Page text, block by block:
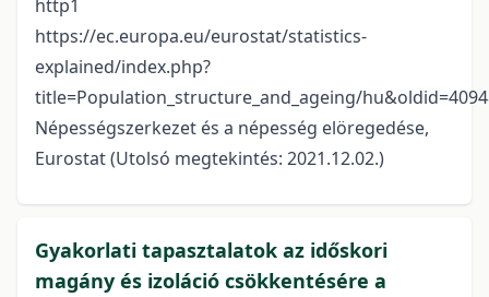
http1
https://ec.europa.eu/eurostat/statistics-
explained/index.php?
title=Population_structure_and_ageing/
Népességszerkezet és a népesség elöregedése,
Eurostat (Utolsó megtekintés: 2021.12.02.)
Gyakorlati tapasztalatok az időskori
magány és izoláció csökkentésére a